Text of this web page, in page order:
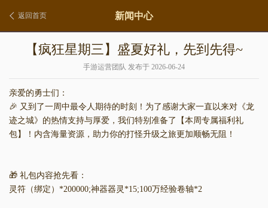
返回首页 新闻中心
【疯狂星期三】盛夏好礼，先到先得~
手游运营团队 发布于 2026-06-24
亲爱的勇士们：
🎉 又到了一周中最令人期待的时刻！为了感谢大家一直以来对《龙
迹之城》的热情支持与厚爱，我们特别准备了【本周专属福利礼
包】！内含海量资源，助力你的打怪升级之旅更加顺畅无阻！
🎁 礼包内容抢先看：
灵符（绑定）*200000;神器器灵*15;100万经验卷轴*2